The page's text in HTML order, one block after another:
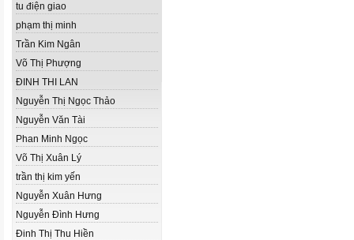
tu điện giao
phạm thị minh
Trần Kim Ngân
Võ Thị Phượng
ĐINH THI LAN
Nguyễn Thị Ngọc Thảo
Nguyễn Văn Tài
Phan Minh Ngọc
Võ Thị Xuân Lý
trần thị kim yến
Nguyễn Xuân Hưng
Nguyễn Đình Hưng
Đinh Thị Thu Hiền